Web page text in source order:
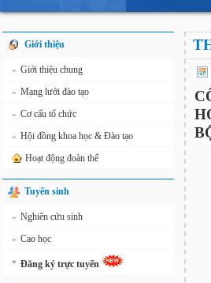
Giới thiệu
» Giới thiệu chung
» Mạng lưới đào tạo
» Cơ cấu tổ chức
» Hội đồng khoa học & Đào tạo
Hoạt động đoàn thể
Tuyển sinh
» Nghiên cứu sinh
» Cao học
» Đăng ký trực tuyến